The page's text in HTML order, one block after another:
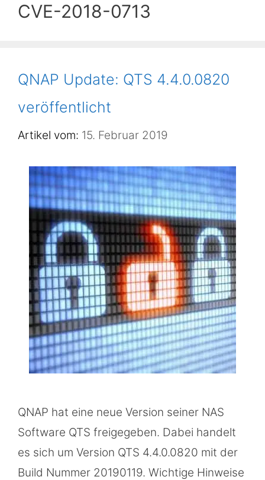
CVE-2018-0713
QNAP Update: QTS 4.4.0.0820
veröffentlicht
15. Februar 2019
QNAP hat eine neue Version seiner NAS
Software QTS freigegeben. Dabei handelt
es sich um Version QTS 4.4.0.0820 mit der
Build Nummer 20190119. Wichtige Hinweise